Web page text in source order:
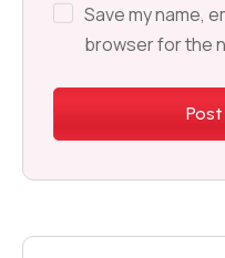
Save my name,
browser for the